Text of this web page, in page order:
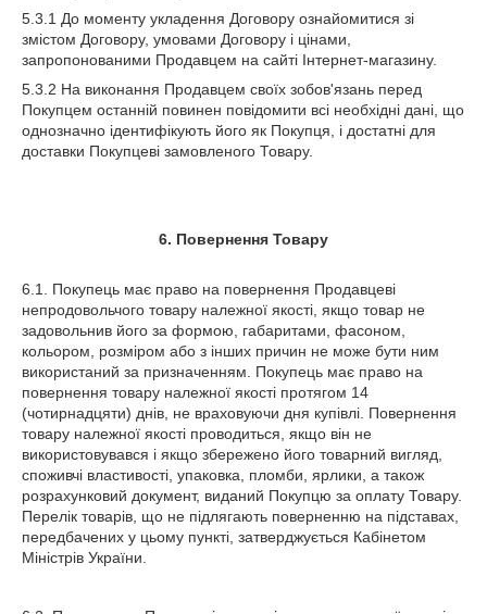
5.3.1 До моменту укладення Договору ознайомитися зі
змістом Договору, умовами Договору і цінами,
запропонованими Продавцем на сайті Інтернет-магазину.
5.3.2 На виконання Продавцем своїх зобов'язань перед
Покупцем останній повинен повідомити всі необхідні дані, що
однозначно ідентифікують його як Покупця, і достатні для
доставки Покупцеві замовленого Товару.
6. Повернення Товару
6.1. Покупець має право на повернення Продавцеві
непродовольчого товару належної якості, якщо товар не
задовольнив його за формою, габаритами, фасоном,
кольором, розміром або з інших причин не може бути ним
використаний за призначенням. Покупець має право на
повернення товару належної якості протягом 14
(чотирнадцяти) днів, не враховуючи дня купівлі. Повернення
товару належної якості проводиться, якщо він не
використовувався і якщо збережено його товарний вигляд,
споживчі властивості, упаковка, пломби, ярлики, а також
розрахунковий документ, виданий Покупцю за оплату Товару.
Перелік товарів, що не підлягають поверненню на підставах,
передбачених у цьому пункті, затверджується Кабінетом
Міністрів України.